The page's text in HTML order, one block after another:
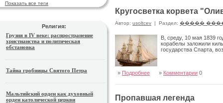
Показать все теги
Религия:
Грузия в IV веке: распространение
христианства и политическая
обстановка
Тайна гробницы Святого Петра
Мальтийский орден как духовный
орден католической церкви
Кругосветка корвета
Автор: usoltcev | Раздел: �����
В, среду, 10 мая 1839
корабелы заложили
государства Спарта,
» Подробнее » Комментарии 0
Пропавшая легенда